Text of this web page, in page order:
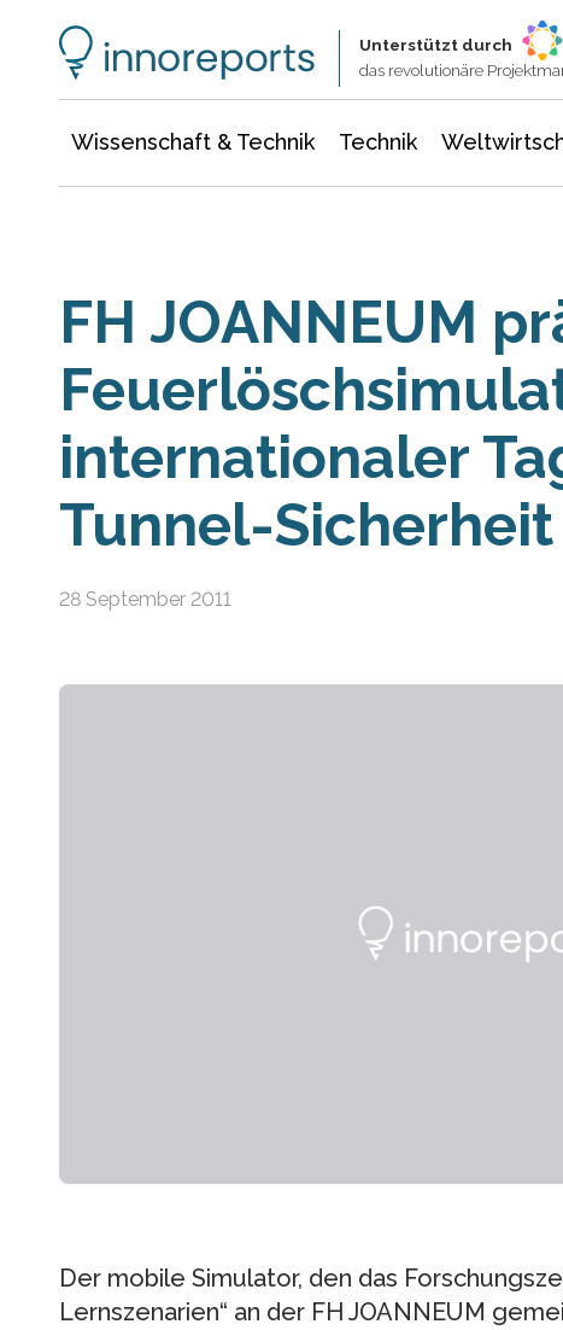
Unterstützt durch
das revolutionäre
Wissenschaft & Technik Technik
FH JOANNEUM
internationaler
Tunnel-Sicherheit
28 September 2011
Der mobile Simulator, den das
Lernszenarien“ an der FH JOANNEUM